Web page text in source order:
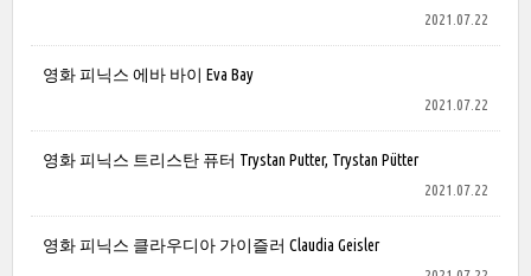
2021.07.22
영화 피닉스 에바 바이 Eva Bay
2021.07.22
영화 피닉스 트리스탄 퓨터 Trystan Putter, Trystan Pütter
2021.07.22
영화 피닉스 클라우디아 가이즐러 Claudia Geisler